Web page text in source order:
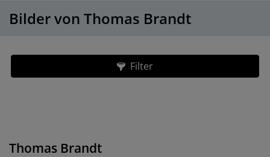
Bilder von Thomas Brandt
Filter
Thomas Brandt